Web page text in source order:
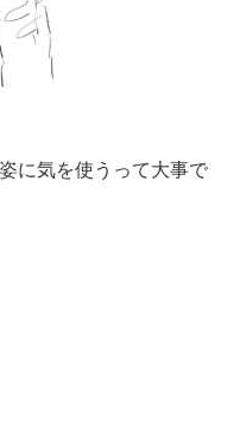
って大事で